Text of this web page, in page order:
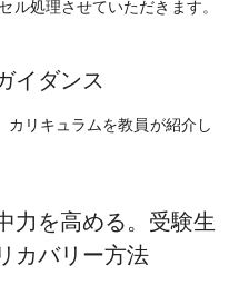
ル処理させていただきます。
イダンス
リキュラムを教員が紹介し
力を高める。受験生
カバリー方法